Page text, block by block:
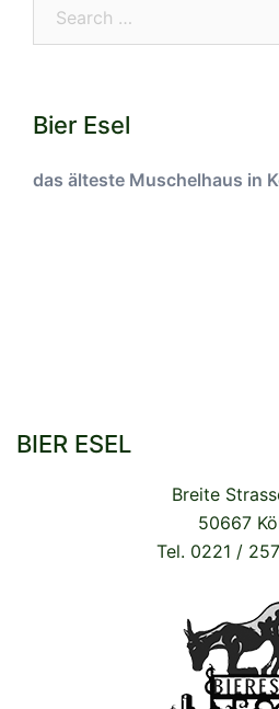
Bier Esel
das älteste Muschelhaus in
BIER ESEL
Breite
50667
Tel. 0221 /